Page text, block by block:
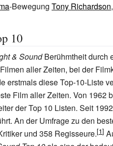
-Bewegung Tony Richardson,
10
& SoundBerühmtheit durch
aller Zeiten, bei der
erstmals diese Top-10-Liste
Film aller Zeiten. Von 1962
der Top 10 Listen. Seit
An der Umfrage zu den
und 358 Regisseure.